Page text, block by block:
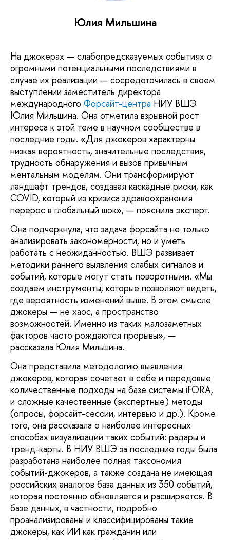
Юлия Мильшина
На джокерах — слабопредсказуемых событиях с
огромными потенциальными последствиями в
случае их реализации — сосредоточилась в своем
выступлении заместитель директора
международного Форсайт-центра НИУ ВШЭ
Юлия Мильшина. Она отметила взрывной рост
интереса к этой теме в научном сообществе в
последние годы. «Для джокеров характерны
низкая вероятность, значительные последствия,
трудность обнаружения и вызов привычным
ментальным моделям. Они трансформируют
ландшафт трендов, создавая каскадные риски, как
COVID, который из кризиса здравоохранения
перерос в глобальный шок», — пояснила эксперт.
Она подчеркнула, что задача форсайта не только
анализировать закономерности, но и уметь
работать с неожиданностью. ВШЭ развивает
методики раннего выявления слабых сигналов и
событий, которые могут стать поворотными. «Мы
создаем инструменты, которые позволяют видеть,
где вероятность изменений выше. В этом смысле
джокеры — не хаос, а пространство
возможностей. Именно из таких малозаметных
факторов часто рождаются прорывы», —
рассказала Юлия Мильшина.
Она представила методологию выявления
джокеров, которая сочетает в себе и передовые
количественные подходы на базе системы iFORA,
и сложные качественные (экспертные) методы
(опросы, форсайт-сессии, интервью и др.). Кроме
того, она рассказала о наиболее интересных
способах визуализации таких событий: радары и
тренд-карты. В НИУ ВШЭ за последние годы была
разработана наиболее полная таксономия
событий-джокеров, а также создана не имеющая
российских аналогов база данных из 350 событий,
которая постоянно обновляется и расширяется. В
базе данных, в частности, подробно
проанализированы и классифицированы такие
джокеры, как ИИ как гражданин или